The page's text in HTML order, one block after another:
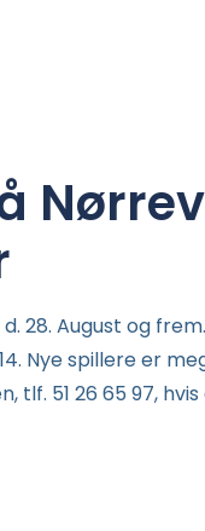
28. August og
Nye spillere er
tlf. 51 26 65 97,